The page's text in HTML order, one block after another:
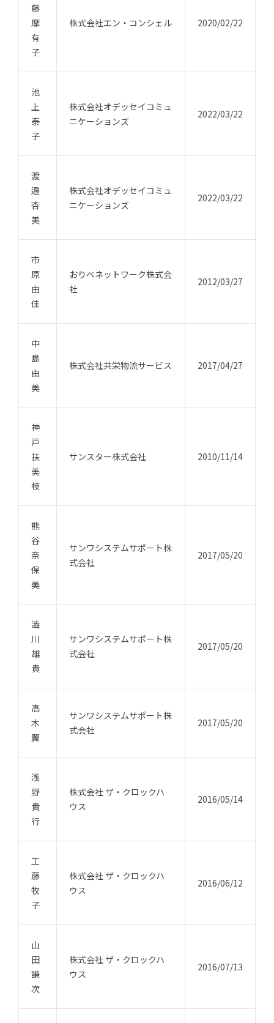
藤
摩
有
子
株式会社エン・コンシェル 2020/02/22
池
上
泰
子
株式会社オデッセイコミュ
ニケーションズ
2022/03/22
渡
邉
杏
美
株式会社オデッセイコミュ
ニケーションズ
2022/03/22
市
原
由
佳
おりべネットワーク株式会
社
2012/03/27
中
島
由
美
株式会社共栄物流サービス 2017/04/27
神
戸
扶
美
枝
サンスター株式会社 2010/11/14
熊
谷
奈
保
美
サンワシステムサポート株
式会社
2017/05/20
澁
川
雄
貴
サンワシステムサポート株
式会社
2017/05/20
高
木
翼
サンワシステムサポート株
式会社
2017/05/20
浅
野
貴
行
株式会社 ザ・クロックハ
ウス
2016/05/14
工
藤
牧
子
株式会社 ザ・クロックハ
ウス
2016/06/12
山
田
謙
次
株式会社 ザ・クロックハ
ウス
2016/07/13